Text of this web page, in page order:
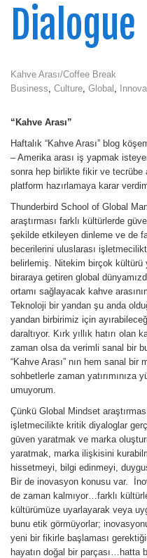
Dialogue
Kahve Arası/Coffee Break
Business Culture Global
“Kahve Arası”
Haftalık “Kahve Arası” blog
– Amerika arası iş yapmak
sonra hep birlikte fikir ve tecrübe
platform hazırlamaya karar
Thunderbird School of Global
araştırması farklı kültürlerde
şekilde etkileyen dinleme ve de
becerilerini uluslarası
belirlemiş. Nitekim birçok
biraraya getiren global
ortamı sağlayacak kahve
Teknoloji bir yandan şu anda
yandan birbirimiz için
daraltıyor. Kırk yıllık hatırı
zaman olsa da verimli sanal bir
“Kahve Arası” nın hem sanal bir
sohbetlerle zaman yatırımınıza
umuyorum.
Çünkü Global Mindset
işletmecilikte kritik diyaloglar
güven yaratmak ve marka
yaratmak, marka ilişkisini
hissetmeyi, bilgi edinmeyi,
Bir de inovasyon konusu var.
de zaman kalmıyor…farklı
kültürümüze uyarlayarak veya
bunu etik görmüyorlar;
yeni bir fikirle başlaması
hayatın doğal bir parçası…hatta